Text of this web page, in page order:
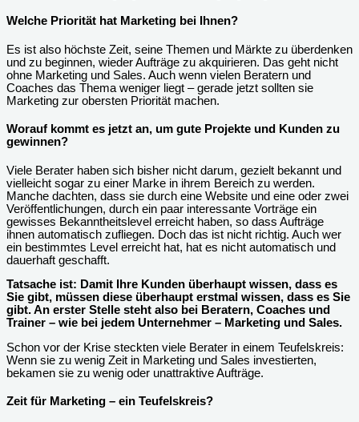
Welche Priorität hat Marketing bei Ihnen?
Es ist also höchste Zeit, seine Themen und Märkte zu überdenken
und zu beginnen, wieder Aufträge zu akquirieren. Das geht nicht
ohne Marketing und Sales. Auch wenn vielen Beratern und
Coaches das Thema weniger liegt – gerade jetzt sollten sie
Marketing zur obersten Priorität machen.
Worauf kommt es jetzt an, um gute Projekte und Kunden zu
gewinnen?
Viele Berater haben sich bisher nicht darum, gezielt bekannt und
vielleicht sogar zu einer Marke in ihrem Bereich zu werden.
Manche dachten, dass sie durch eine Website und eine oder zwei
Veröffentlichungen, durch ein paar interessante Vorträge ein
gewisses Bekanntheitslevel erreicht haben, so dass Aufträge
ihnen automatisch zufliegen. Doch das ist nicht richtig. Auch wer
ein bestimmtes Level erreicht hat, hat es nicht automatisch und
dauerhaft geschafft.
Tatsache ist: Damit Ihre Kunden überhaupt wissen, dass es
Sie gibt, müssen diese überhaupt erstmal wissen, dass es Sie
gibt. An erster Stelle steht also bei Beratern, Coaches und
Trainer – wie bei jedem Unternehmer – Marketing und Sales.
Schon vor der Krise steckten viele Berater in einem Teufelskreis:
Wenn sie zu wenig Zeit in Marketing und Sales investierten,
bekamen sie zu wenig oder unattraktive Aufträge.
Zeit für Marketing – ein Teufelskreis?